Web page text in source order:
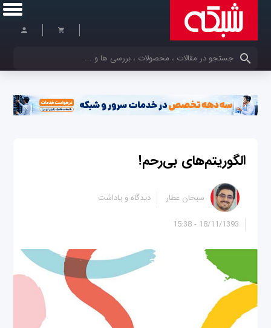
کلمات کلیدی خود را وارد کنید
الگوریتم‌های بی‌رحم!
18/11/1393 - 15:38
سبحان عطار دیدگاه و یاداشت